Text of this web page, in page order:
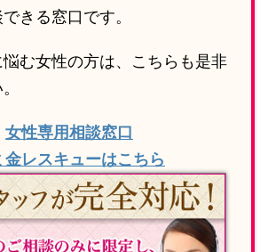
きる窓口です。
む女性の方は、こちらも是非
女性専用相談窓口
金レスキューはこちら